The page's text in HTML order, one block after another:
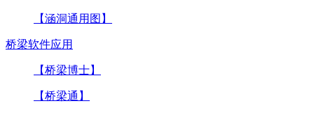
【涵洞通用图】
桥梁软件应用
【桥梁博士】
【桥梁通】